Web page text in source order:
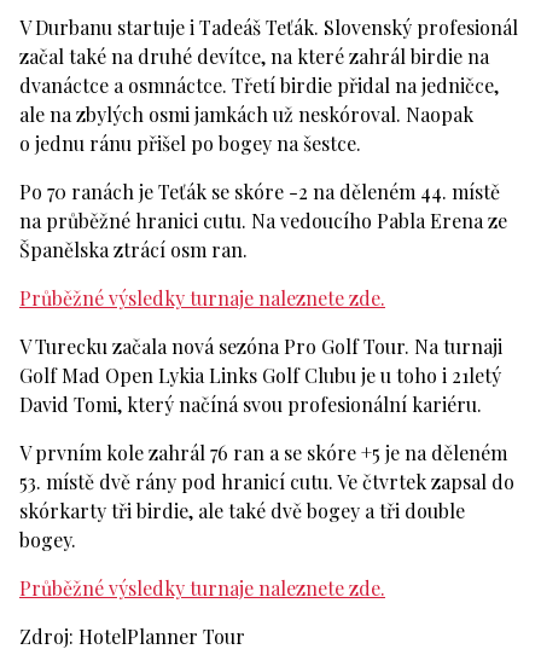
V Durbanu startuje i Tadeáš Teťák. Slovenský profesionál
začal také na druhé devítce, na které zahrál birdie na
dvanáctce a osmnáctce. Třetí birdie přidal na jedničce,
ale na zbylých osmi jamkách už neskóroval. Naopak
o jednu ránu přišel po bogey na šestce.
Po 70 ranách je Teťák se skóre -2 na děleném 44. místě
na průběžné hranici cutu. Na vedoucího Pabla Erena ze
Španělska ztrácí osm ran.
Průběžné výsledky turnaje naleznete zde.
V Turecku začala nová sezóna Pro Golf Tour. Na turnaji
Golf Mad Open Lykia Links Golf Clubu je u toho i 21letý
David Tomi, který načíná svou profesionální kariéru.
V prvním kole zahrál 76 ran a se skóre +5 je na děleném
53. místě dvě rány pod hranicí cutu. Ve čtvrtek zapsal do
skórkarty tři birdie, ale také dvě bogey a tři double
bogey.
Průběžné výsledky turnaje naleznete zde.
Zdroj: HotelPlanner Tour